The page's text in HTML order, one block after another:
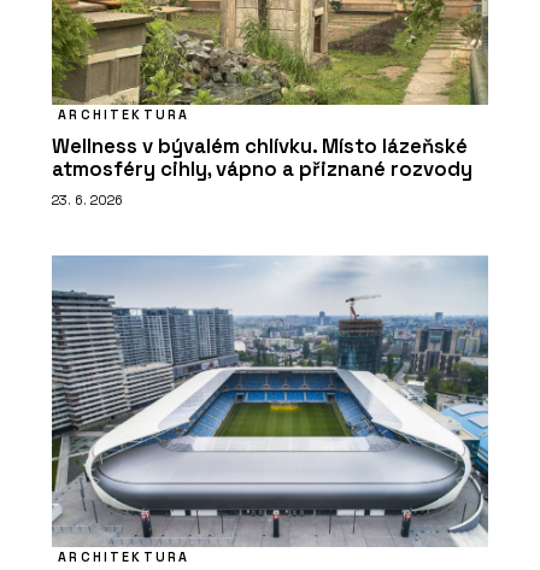
ARCHITEKTURA
Wellness v bývalém chlívku. Místo lázeňské
atmosféry cihly, vápno a přiznané rozvody
23. 6. 2026
ARCHITEKTURA